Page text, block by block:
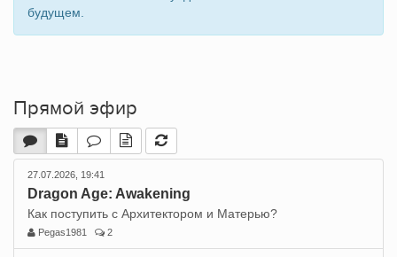
будущем.
Прямой эфир
27.07.2026, 19:41
Dragon Age: Awakening
Как поступить с Архитектором и Матерью?
Pegas1981 2